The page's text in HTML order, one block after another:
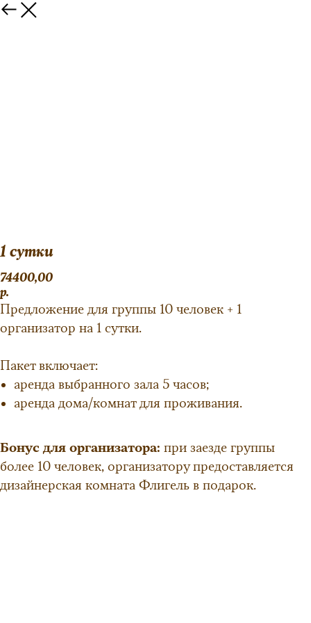
1 сутки
74400,00
р.
Предложение для группы 10 человек + 1
организатор на 1 сутки.
Пакет включает:
аренда выбранного зала 5 часов;
аренда дома/комнат для проживания.
Бонус для организатора: при заезде группы
более 10 человек, организатору предоставляется
дизайнерская комната Флигель в подарок.